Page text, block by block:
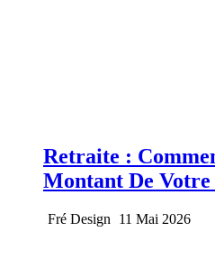
Retraite :
Montant De Votre
Fré Design 11 Mai 2026